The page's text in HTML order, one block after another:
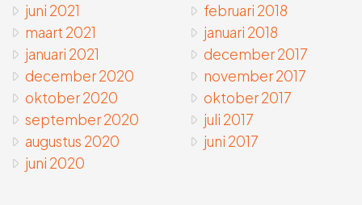
juni 2021
maart 2021
januari 2021
december 2020
oktober 2020
september 2020
augustus 2020
juni 2020
februari 2018
januari 2018
december 2017
november 2017
oktober 2017
juli 2017
juni 2017